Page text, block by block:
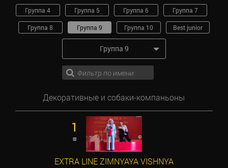
Группа 4 Группа 5 Группа 6 Группа 7
Группа 8 Группа 9 Группа 10 Best junior
Группа 9
Декоративные и собаки-компаньоны
1
=
EXTRA LINE ZIMNYAYA VISHNYA